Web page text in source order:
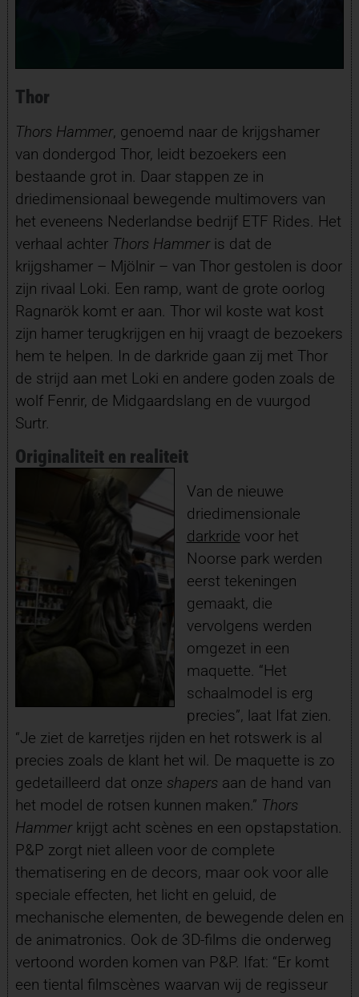
Thor
Thors Hammer, genoemd naar de krijgshamer
van dondergod Thor, leidt bezoekers een
bestaande grot in. Daar stappen ze in
driedimensionaal bewegende multimovers van
het eveneens Nederlandse bedrijf ETF Rides. Het
verhaal achter Thors Hammeris dat de
krijgshamer – Mjölnir – van Thor gestolen is door
zijn rivaal Loki. Een ramp, want de grote oorlog
Ragnarök komt er aan. Thor wil koste wat kost
zijn hamer terugkrijgen en hij vraagt de bezoekers
hem te helpen. In de darkride gaan zij met Thor
de strijd aan met Loki en andere goden zoals de
wolf Fenrir, de Midgaardslang en de vuurgod
Surtr.
Originaliteit en realiteit
Van de nieuwe
driedimensionale
darkride voor het
Noorse park werden
eerst tekeningen
gemaakt, die
vervolgens werden
omgezet in een
maquette. “Het
schaalmodel is erg
precies”, laat Ifat zien.
“Je ziet de karretjes rijden en het rotswerk is al
precies zoals de klant het wil. De maquette is zo
gedetailleerd dat onze shapersaan de hand van
het model de rotsen kunnen maken.” Thors
Hammerkrijgt acht scènes en een opstapstation.
P&P zorgt niet alleen voor de complete
thematisering en de decors, maar ook voor alle
speciale effecten, het licht en geluid, de
mechanische elementen, de bewegende delen en
de animatronics. Ook de 3D-films die onderweg
vertoond worden komen van P&P. Ifat: “Er komt
een tiental filmscènes waarvan wij de regisseur